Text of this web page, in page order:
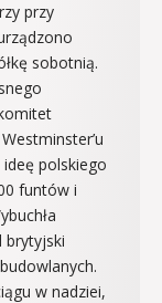
przy
sobotnią.
polskiego
funtów i
brytyjski
w nadziei,